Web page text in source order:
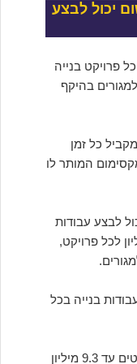
יכול לבצע
ג3 יכול לבצע כל פרויקט בנייה
בבנייה למגורים בהיקף
כל זמן
המותר לו
קבלן רשום בסיווג 100 ג4 יכול לבצע עבודות
כספי של עד כ 37.2 מיליון לכל פרויקט,
יכול לבצע עבודות בנייה בכל
בעל קבלן רשום ג2 יכול לבנות פרויקטים עד 9.3 מיליון